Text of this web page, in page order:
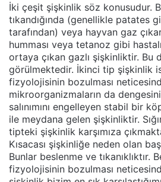
İki çeşit şişkinlik söz konusudur.
tıkandığında (genellikle patates
tarafından) veya hayvan gaz
humması veya tetanoz gibi
ortaya çıkan gazlı şişkinliktir. Bu
görülmektedir. İkinci tip şişkinlik
fizyolojisinin bozulması
mikroorganizmaların da
salınımını engelleyen stabil bir
ile meydana gelen şişkinliktir.
tipteki şişkinlik karşımıza
Kısacası şişkinliğe neden olan
Bunlar beslenme ve tıkanıklıktır.
fizyolojisinin bozulması